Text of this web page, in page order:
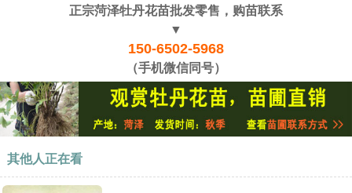
正宗菏泽牡丹花苗批发零售，购苗联系
▼
150-6502-5968
（手机微信同号）
其他人正在看